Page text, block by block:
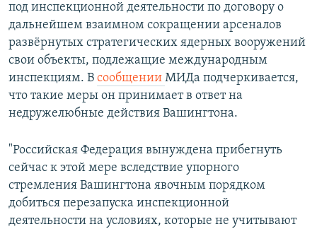
под инспекционной деятельности по договору о
дальнейшем взаимном сокращении арсеналов
развёрнутых стратегических ядерных вооружений
свои объекты, подлежащие международным
инспекциям. В сообщении МИДа подчеркивается,
что такие меры он принимает в ответ на
недружелюбные действия Вашингтона.
"Российская Федерация вынуждена прибегнуть
сейчас к этой мере вследствие упорного
стремления Вашингтона явочным порядком
добиться перезапуска инспекционной
деятельности на условиях, которые не учитывают